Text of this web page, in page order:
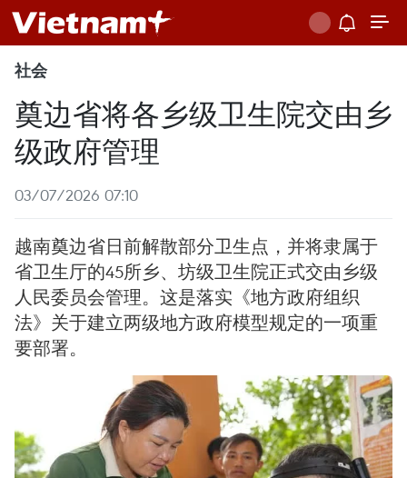
社会
奠边省将各乡级卫生院交由乡
级政府管理
03/07/2026 07:10
越南奠边省日前解散部分卫生点，并将隶属于
省卫生厅的45所乡、坊级卫生院正式交由乡级
人民委员会管理。这是落实《地方政府组织
法》关于建立两级地方政府模型规定的一项重
要部署。